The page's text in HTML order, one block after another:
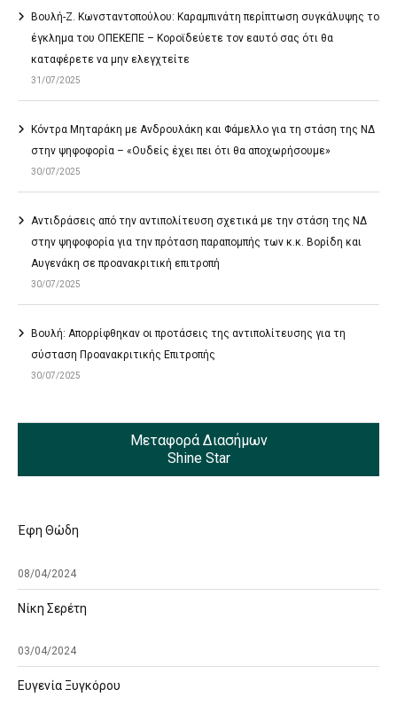
Βουλή-Ζ. Κωνσταντοπούλου: Καραμπινάτη περίπτωση συγκάλυψης το
έγκλημα του ΟΠΕΚΕΠΕ – Κοροϊδεύετε τον εαυτό σας ότι θα
καταφέρετε να μην ελεγχτείτε
31/07/2025
Κόντρα Μηταράκη με Ανδρουλάκη και Φάμελλο για τη στάση της ΝΔ
στην ψηφοφορία – «Ουδείς έχει πει ότι θα αποχωρήσουμε»
30/07/2025
Αντιδράσεις από την αντιπολίτευση σχετικά με την στάση της ΝΔ
στην ψηφοφορία για την πρόταση παραπομπής των κ.κ. Βορίδη και
Αυγενάκη σε προανακριτική επιτροπή
30/07/2025
Βουλή: Απορρίφθηκαν οι προτάσεις της αντιπολίτευσης για τη
σύσταση Προανακριτικής Επιτροπής
30/07/2025
Μεταφορά Διασήμων
Shine Star
Έφη Θώδη
08/04/2024
Νίκη Σερέτη
03/04/2024
Ευγενία Ξυγκόρου